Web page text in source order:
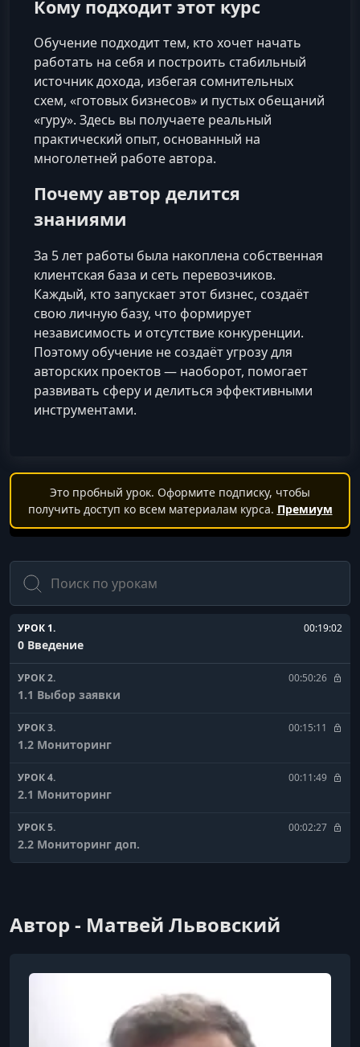
Кому подходит этот курс
Обучение подходит тем, кто хочет начать
работать на себя и построить стабильный
источник дохода, избегая сомнительных
схем, «готовых бизнесов» и пустых обещаний
«гуру». Здесь вы получаете реальный
практический опыт, основанный на
многолетней работе автора.
Почему автор делится
знаниями
За 5 лет работы была накоплена собственная
клиентская база и сеть перевозчиков.
Каждый, кто запускает этот бизнес, создаёт
свою личную базу, что формирует
независимость и отсутствие конкуренции.
Поэтому обучение не создаёт угрозу для
авторских проектов — наоборот, помогает
развивать сферу и делиться эффективными
инструментами.
Это пробный урок. Оформите подписку, чтобы
получить доступ ко всем материалам курса. Премиум
Поиск
УРОК 1. 00:19:02
0 Введение
УРОК 2. 00:50:26
1.1 Выбор заявки
УРОК 3. 00:15:11
1.2 Мониторинг
УРОК 4. 00:11:49
2.1 Мониторинг
УРОК 5. 00:02:27
2.2 Мониторинг доп.
УРОК 7.
УРОК 8. 00:27:48
Автор - Матвей Львовский